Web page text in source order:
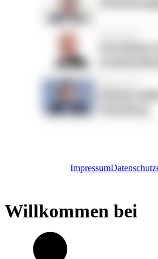
Impressum
Willkommen bei